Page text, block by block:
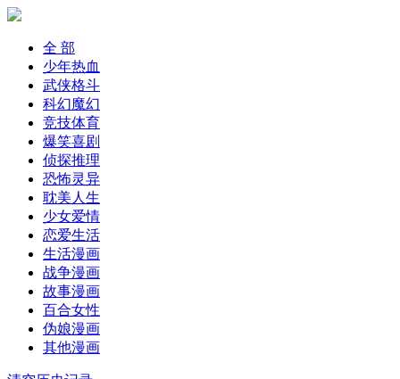
全 部
少年热血
武侠格斗
科幻魔幻
竞技体育
爆笑喜剧
侦探推理
恐怖灵异
耽美人生
少女爱情
恋爱生活
生活漫画
战争漫画
故事漫画
百合女性
伪娘漫画
其他漫画